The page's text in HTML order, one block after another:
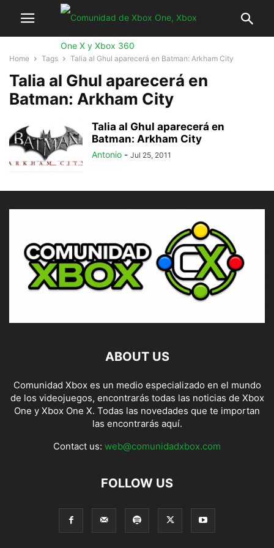
Home Tags Talia al Ghul aparecerá en Batman: Arkham City
Talia al Ghul aparecerá en
Batman: Arkham City
Talia al Ghul aparecerá en
Batman: Arkham City
Antonio - Jul 25, 2011
ABOUT US
Comunidad Xbox es un medio especializado en el mundo
de los videojuegos, encontrarás todas las noticias de Xbox
One y Xbox One X. Todas las novedades que te importan
las encontrarás aquí.
Contact us: web@comunidadxbox.com
FOLLOW US